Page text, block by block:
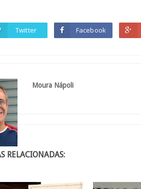
Twitter Facebook
Moura Nápoli
RELACIONADAS: